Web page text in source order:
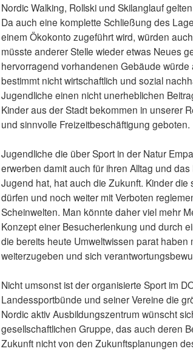
Nordic Walking, Rollski und Skilanglauf
Da auch eine komplette Schließung des
einem Ökokonto zugeführt wird, würden
müsste anderer Stelle wieder etwas Neues
hervorragend vorhandenen Gebäude
bestimmt nicht wirtschaftlich und sozial
Jugendliche einen nicht unerheblichen
Kinder aus der Stadt bekommen in unserer
und sinnvolle Freizeitbeschäftigung geboten.
Jugendliche die über Sport in der Natur
erwerben damit auch für ihren Alltag und
Jugend hat, hat auch die Zukunft. Kinder
dürfen und noch weiter mit Verboten
Scheinwelten. Man könnte daher viel mehr
Konzept einer Besucherlenkung und durch
die bereits heute Umweltwissen parat
weiterzugeben und sich
Nicht umsonst ist der organisierte Sport im
Landessportbünde und seiner Vereine die
Nordic aktiv Ausbildungszentrum wünscht
gesellschaftlichen Gruppe, das auch deren
Zukunft nicht von den Zukunftsplanungen